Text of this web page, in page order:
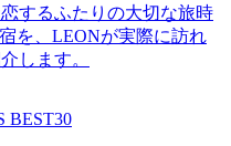
するふたりの大切な旅時
を、LEONが実際に訪れ
します。
BEST30